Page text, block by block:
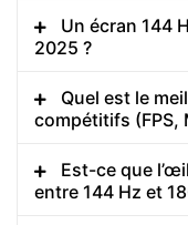
Un écran 144
2025 ?
Quel est le
compétitifs (FPS,
Est-ce que
entre 144 Hz et